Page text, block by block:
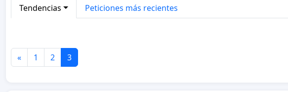
Tendencias Peticiones más recientes
« 1 2 3